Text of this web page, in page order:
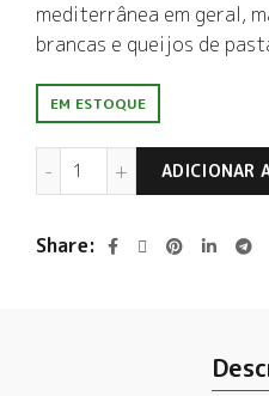
mediterrânea em geral,
brancas e queijos de
EM ESTOQUE
Ciconia Tinto 2023
ADICIONAR
Share